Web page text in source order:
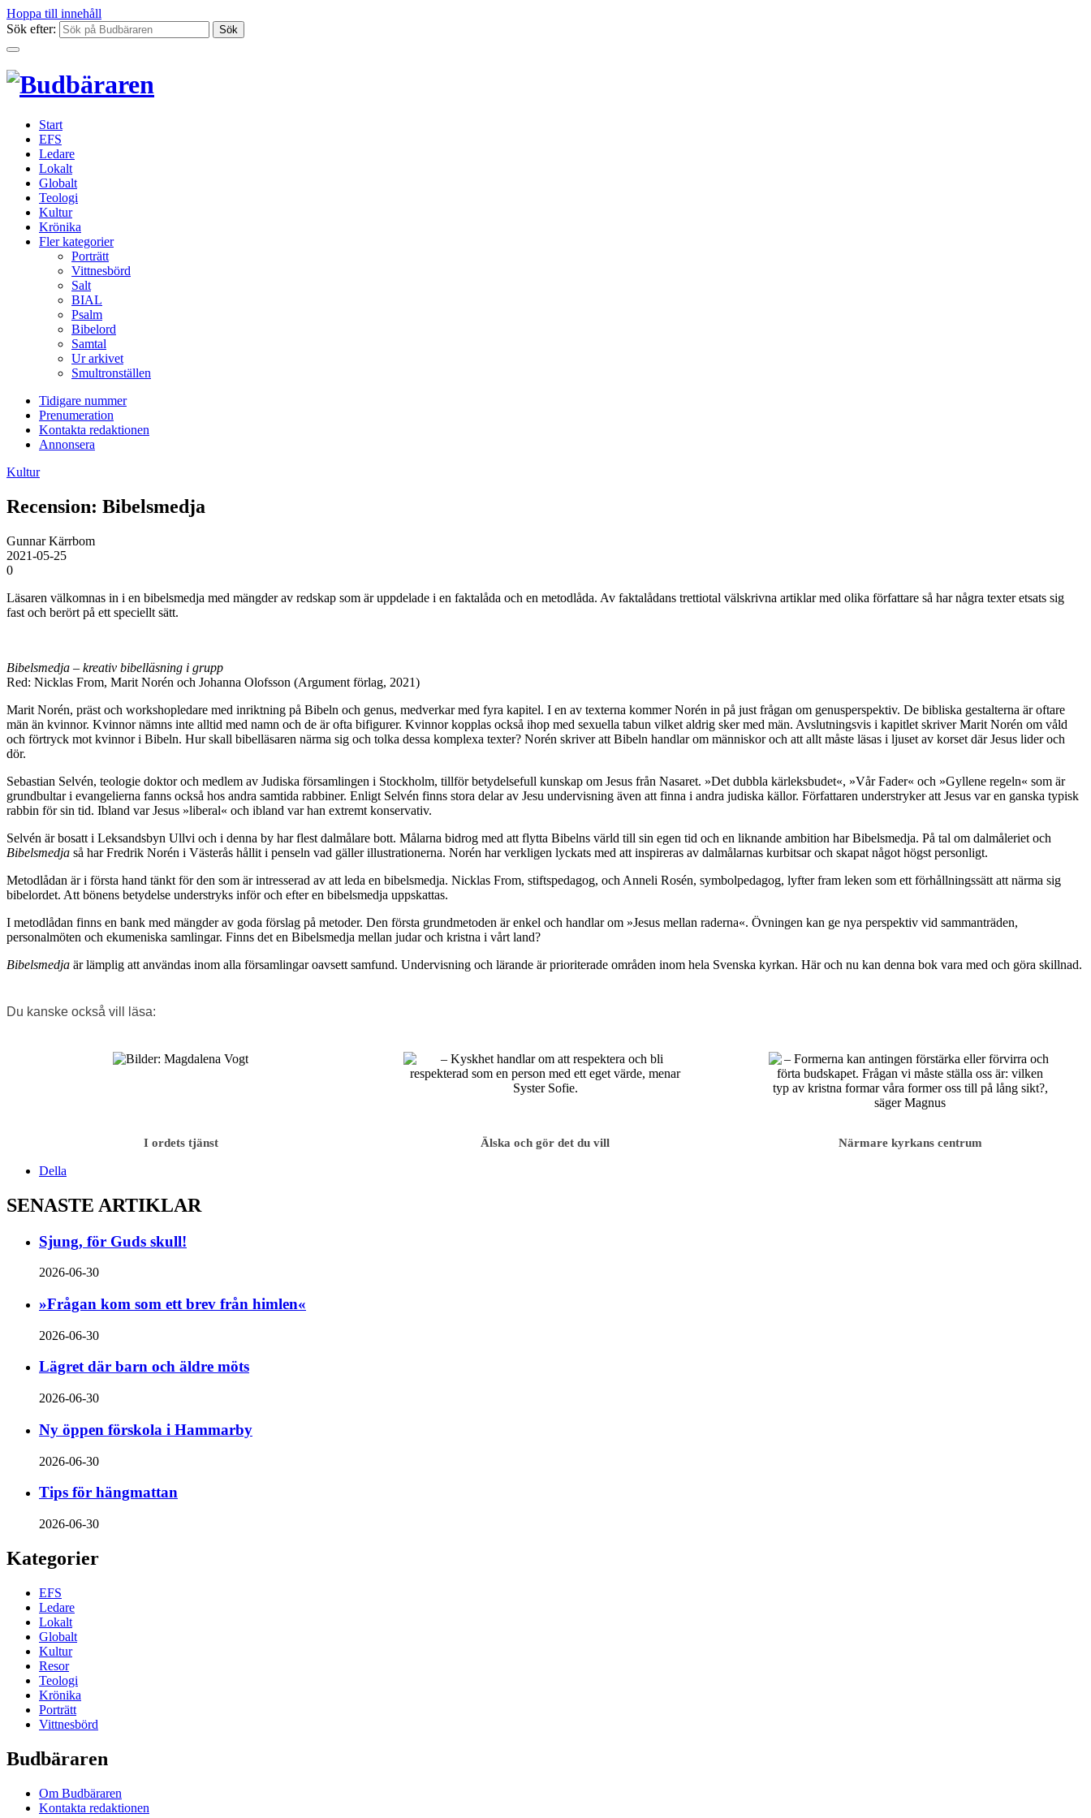
Hoppa till innehåll
Sök efter:
Start
EFS
Ledare
Lokalt
Globalt
Teologi
Kultur
Krönika
Fler kategorier
Porträtt
Vittnesbörd
Salt
BIAL
Psalm
Bibelord
Samtal
Ur arkivet
Smultronställen
Tidigare nummer
Prenumeration
Kontakta redaktionen
Annonsera
Kultur
Recension: Bibelsmedja
Gunnar Kärrbom
2021-05-25
0
Läsaren välkomnas in i en bibelsmedja med mängder av redskap som är uppdelade i en faktalåda och en metodlåda. Av faktalådans trettiotal välskrivna artiklar med olika författare så har några texter etsats sig
fast och berört på ett speciellt sätt.
Bibelsmedja – kreativ bibelläsning i grupp
Red: Nicklas From, Marit Norén och Johanna Olofsson (Argument förlag, 2021)
Marit Norén, präst och workshopledare med inriktning på Bibeln och genus, medverkar med fyra kapitel. I en av texterna kommer Norén in på just frågan om genusperspektiv. De bibliska gestalterna är oftare
män än kvinnor. Kvinnor nämns inte alltid med namn och de är ofta bifigurer. Kvinnor kopplas också ihop med sexuella tabun vilket aldrig sker med män. Avslutningsvis i kapitlet skriver Marit Norén om våld
och förtryck mot kvinnor i Bibeln. Hur skall bibelläsaren närma sig och tolka dessa komplexa texter? Norén skriver att Bibeln handlar om människor och att allt måste läsas i ljuset av korset där Jesus lider och
dör.
Sebastian Selvén, teologie doktor och medlem av Judiska församlingen i Stockholm, tillför betydelsefull kunskap om Jesus från Nasaret. »Det dubbla kärleksbudet«, »Vår Fader« och »Gyllene regeln« som är
grundbultar i evangelierna fanns också hos andra samtida rabbiner. Enligt Selvén finns stora delar av Jesu undervisning även att finna i andra judiska källor. Författaren understryker att Jesus var en ganska typisk
rabbin för sin tid. Ibland var Jesus »liberal« och ibland var han extremt konservativ.
Selvén är bosatt i Leksandsbyn Ullvi och i denna by har flest dalmålare bott. Målarna bidrog med att flytta Bibelns värld till sin egen tid och en liknande ambition har Bibelsmedja. På tal om dalmåleriet och
Bibelsmedja så har Fredrik Norén i Västerås hållit i penseln vad gäller illustrationerna. Norén har verkligen lyckats med att inspireras av dalmålarnas kurbitsar och skapat något högst personligt.
Metodlådan är i första hand tänkt för den som är intresserad av att leda en bibelsmedja. Nicklas From, stiftspedagog, och Anneli Rosén, symbolpedagog, lyfter fram leken som ett förhållningssätt att närma sig
bibelordet. Att bönens betydelse understryks inför och efter en bibelsmedja uppskattas.
I metodlådan finns en bank med mängder av goda förslag på metoder. Den första grundmetoden är enkel och handlar om »Jesus mellan raderna«. Övningen kan ge nya perspektiv vid sammanträden,
personalmöten och ekumeniska samlingar. Finns det en Bibelsmedja mellan judar och kristna i vårt land?
Bibelsmedja är lämplig att användas inom alla församlingar oavsett samfund. Undervisning och lärande är prioriterade områden inom hela Svenska kyrkan. Här och nu kan denna bok vara med och göra skillnad.
Du kanske också vill läsa:
I ordets tjänst Älska och gör det du vill Närmare kyrkans centrum
Della
SENASTE ARTIKLAR
Sjung, för Guds skull!
2026-06-30
»Frågan kom som ett brev från himlen«
2026-06-30
Lägret där barn och äldre möts
2026-06-30
Ny öppen förskola i Hammarby
2026-06-30
Tips för hängmattan
2026-06-30
Kategorier
EFS
Ledare
Lokalt
Globalt
Kultur
Resor
Teologi
Krönika
Porträtt
Vittnesbörd
Budbäraren
Om Budbäraren
Kontakta redaktionen